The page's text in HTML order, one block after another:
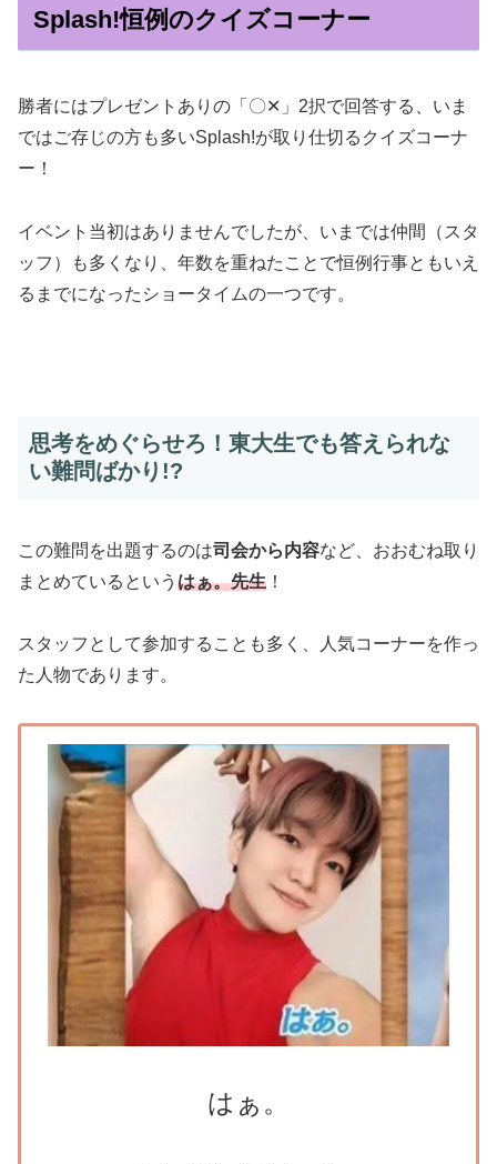
Splash!恒例のクイズコーナー
勝者にはプレゼントありの「〇✕」2択で回答する、いま
ではご存じの方も多いSplash!が取り仕切るクイズコーナ
ー！
イベント当初はありませんでしたが、いまでは仲間（スタ
ッフ）も多くなり、年数を重ねたことで恒例行事ともいえ
るまでになったショータイムの一つです。
思考をめぐらせろ！東大生でも答えられな
い難問ばかり!?
この難問を出題するのは司会から内容など、おおむね取り
まとめているという はぁ。先生 ！
スタッフとして参加することも多く、人気コーナーを作っ
た人物であります。
はぁ。